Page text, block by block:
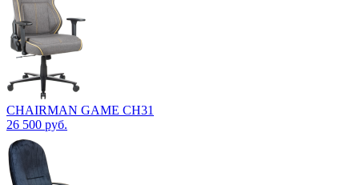
CHAIRMAN GAME CH31
26 500 руб.